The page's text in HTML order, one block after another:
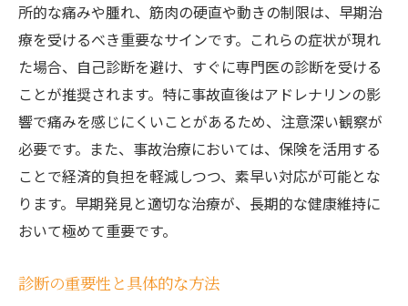
個別治療プランの重要性
早期治療開始がもたらす回復効果
専門的アドバイスの活用法
事故治療で筋肉損傷を治す！効果的なリハビリ
方法
リハビリテーションの開始時期
個々の損傷に応じたプログラム
リハビリにおける目標設定の重要性
継続的なリハビリがもたらす効果
所的な痛みや腫れ、筋肉の硬直や動きの制限は、早期治
療を受けるべき重要なサインです。これらの症状が現れ
た場合、自己診断を避け、すぐに専門医の診断を受ける
ことが推奨されます。特に事故直後はアドレナリンの影
響で痛みを感じにくいことがあるため、注意深い観察が
必要です。また、事故治療においては、保険を活用する
ことで経済的負担を軽減しつつ、素早い対応が可能とな
ります。早期発見と適切な治療が、長期的な健康維持に
おいて極めて重要です。
診断の重要性と具体的な方法